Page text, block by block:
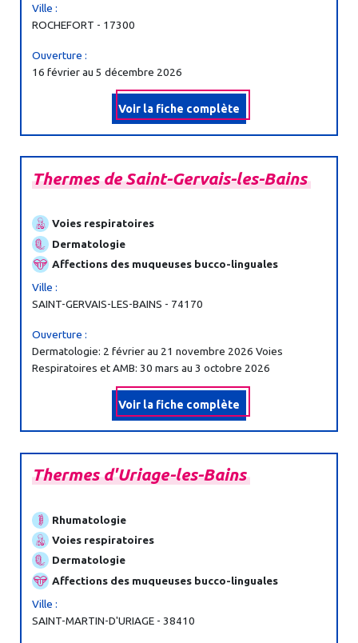
Ville :
ROCHEFORT - 17300
Ouverture :
16 février au 5 décembre 2026
Voir la fiche complète
ThermesdeSaint-Gervais-les-Bains
Voies respiratoires
Dermatologie
Affections des muqueuses bucco-linguales
Ville :
SAINT-GERVAIS-LES-BAINS - 74170
Ouverture :
Dermatologie: 2 février au 21 novembre 2026 Voies
Respiratoires et AMB: 30 mars au 3 octobre 2026
Voir la fiche complète
Thermesd'Uriage-les-Bains
Rhumatologie
Voies respiratoires
Dermatologie
Affections des muqueuses bucco-linguales
Ville :
SAINT-MARTIN-D'URIAGE - 38410